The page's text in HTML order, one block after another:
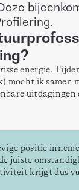
energie.
ik samen
uitdagingen
positie
juiste
krijgt dus